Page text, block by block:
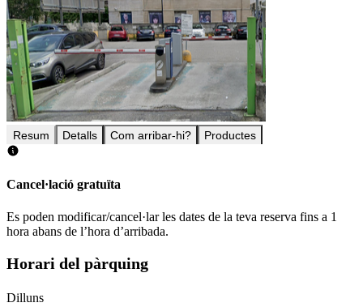
Resum Detalls Com arribar-hi? Productes
Cancel·lació gratuïta
Es poden modificar/cancel·lar les dates de la teva reserva fins a 1
hora abans de l’hora d’arribada.
Horari del pàrquing
Dilluns